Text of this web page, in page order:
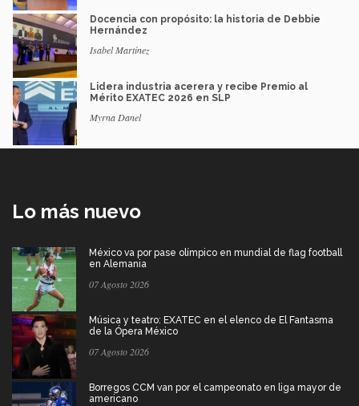
Docencia con propósito: la historia de Debbie
Hernández
Isabel Martínez
Lidera industria acerera y recibe Premio al
Mérito EXATEC 2026 en SLP
Myrna Danel
Lo más nuevo
México va por pase olímpico en mundial de flag football
en Alemania
07 Agosto 2026
Música y teatro: EXATEC en el elenco de El Fantasma
de la Ópera México
07 Agosto 2026
Borregos CCM van por el campeonato en liga mayor de
americano